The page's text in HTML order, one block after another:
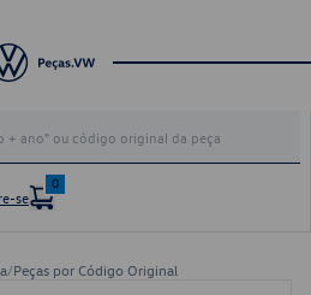
se
0
/Peças por Código Original